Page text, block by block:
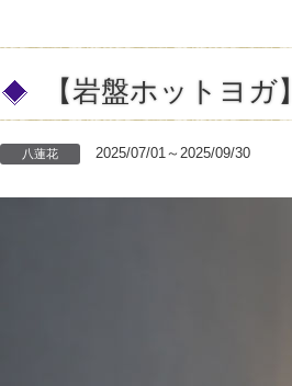
【岩盤ホットヨ
八蓮花 2025/07/01～2025/09/30